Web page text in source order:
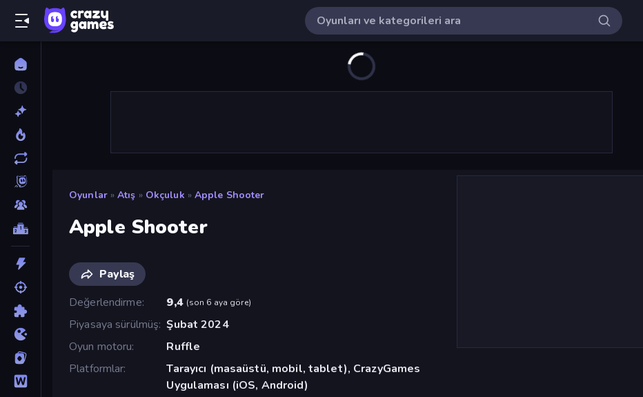
Oyunlar » Atış » Okçuluk » Apple Shooter
Apple Shooter
Paylaş
Değerlendirme
9,4 (son 6 aya göre)
Piyasaya sürülmüş Şubat 2024
Oyun motoru
Ruffle
Platformlar
Tarayıcı (masaüstü, mobil, tablet), CrazyGames
Uygulaması (iOS, Android)